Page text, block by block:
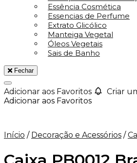
Essência Cosmética
Essencias de Perfume
Extrato Glicólico
Manteiga Vegetal
Óleos Vegetais
Sais de Banho
Fechar
Adicionar aos Favoritos
Criar
Adicionar aos Favoritos
Início / Decoração e Acessórios /